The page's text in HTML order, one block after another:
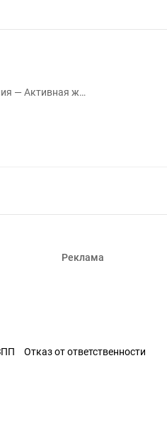
— Активная ж…
Реклама
Отказ от ответственности